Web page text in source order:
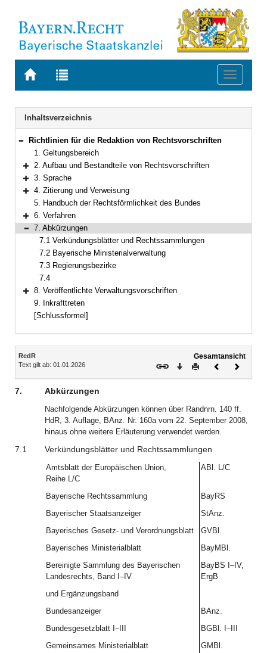
Zur
BAYERN.RECHT
Zur
letzten
Suche
Toggle
Navigation
Inhaltsverzeichnis
Bereich reduzieren
Richtlinien für die Redaktion von Rechtsvorschriften
1. Geltungsbereich
Bereich erweitern
2. Aufbau und Bestandteile von Rechtsvorschriften
Bereich erweitern
3. Sprache
Bereich erweitern
4. Zitierung und Verweisung
5. Handbuch der Rechtsförmlichkeit des Bundes
Bereich erweitern
6. Verfahren
Bereich reduzieren
7. Abkürzungen
7.1 Verkündungsblätter und Rechtssammlungen
7.2 Bayerische Ministerialverwaltung
7.3 Regierungsbezirke
7.4
Bereich erweitern
8. Veröffentlichte Verwaltungsvorschriften
9. Inkrafttreten
[Schlussformel]
Inhalt
RedR
Text gilt ab: 01.01.2026
Gesamtansicht
Download
DruckenVorheriges
7. Abkürzungen
Nachfolgende Abkürzungen können über Randnrn. 140 ff.
HdR, 3. Auflage, BAnz. Nr. 160a vom 22. September 2008,
hinaus ohne weitere Erläuterung verwendet werden.
7.1 Verkündungsblätter und Rechtssammlungen
Amtsblatt der Europäischen Union,
Reihe L/C
ABl. L/C
Bayerische Rechtssammlung
BayRS
Bayerischer Staatsanzeiger
StAnz.
Bayerisches Gesetz- und Verordnungsblatt
GVBl.
Bayerisches Ministerialblatt
BayMBl.
Bereinigte Sammlung des Bayerischen
Landesrechts, Band I–IV
und Ergänzungsband
BayBS I–IV,
ErgB
Bundesanzeiger
BAnz.
Bundesgesetzblatt I–III
BGBl. I–III
Gemeinsames Ministerialblatt
GMBl.